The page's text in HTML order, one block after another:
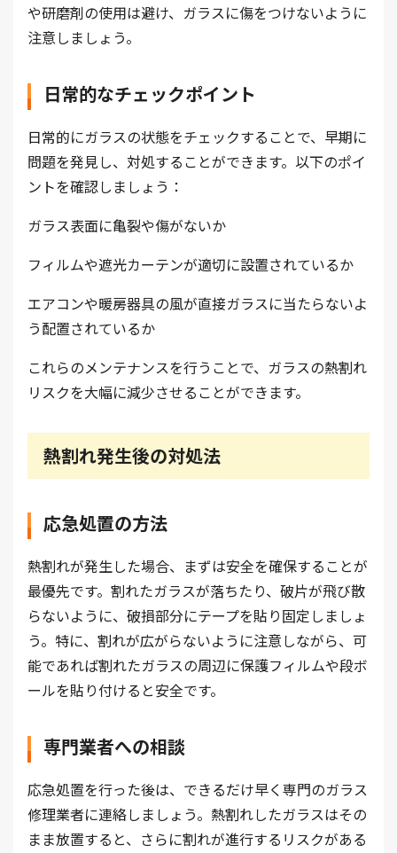
や研磨剤の使用は避け、ガラスに傷をつけないように
注意しましょう。
日常的なチェックポイント
日常的にガラスの状態をチェックすることで、早期に
問題を発見し、対処することができます。以下のポイ
ントを確認しましょう：
ガラス表面に亀裂や傷がないか
フィルムや遮光カーテンが適切に設置されているか
エアコンや暖房器具の風が直接ガラスに当たらないよ
う配置されているか
これらのメンテナンスを行うことで、ガラスの熱割れ
リスクを大幅に減少させることができます。
熱割れ発生後の対処法
応急処置の方法
熱割れが発生した場合、まずは安全を確保することが
最優先です。割れたガラスが落ちたり、破片が飛び散
らないように、破損部分にテープを貼り固定しましょ
う。特に、割れが広がらないように注意しながら、可
能であれば割れたガラスの周辺に保護フィルムや段ボ
ールを貼り付けると安全です。
専門業者への相談
応急処置を行った後は、できるだけ早く専門のガラス
修理業者に連絡しましょう。熱割れしたガラスはその
まま放置すると、さらに割れが進行するリスクがある